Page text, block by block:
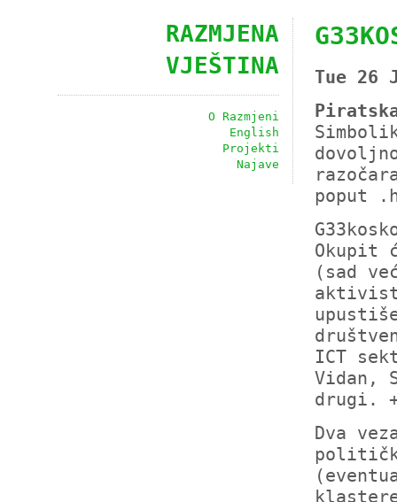
Tue 26
poput
Okupit
(sad
ICT
Vidan,
drugi.
Dva
RAZMJENA
VJEŠTINA
O Razmjeni
English
Projekti
Najave